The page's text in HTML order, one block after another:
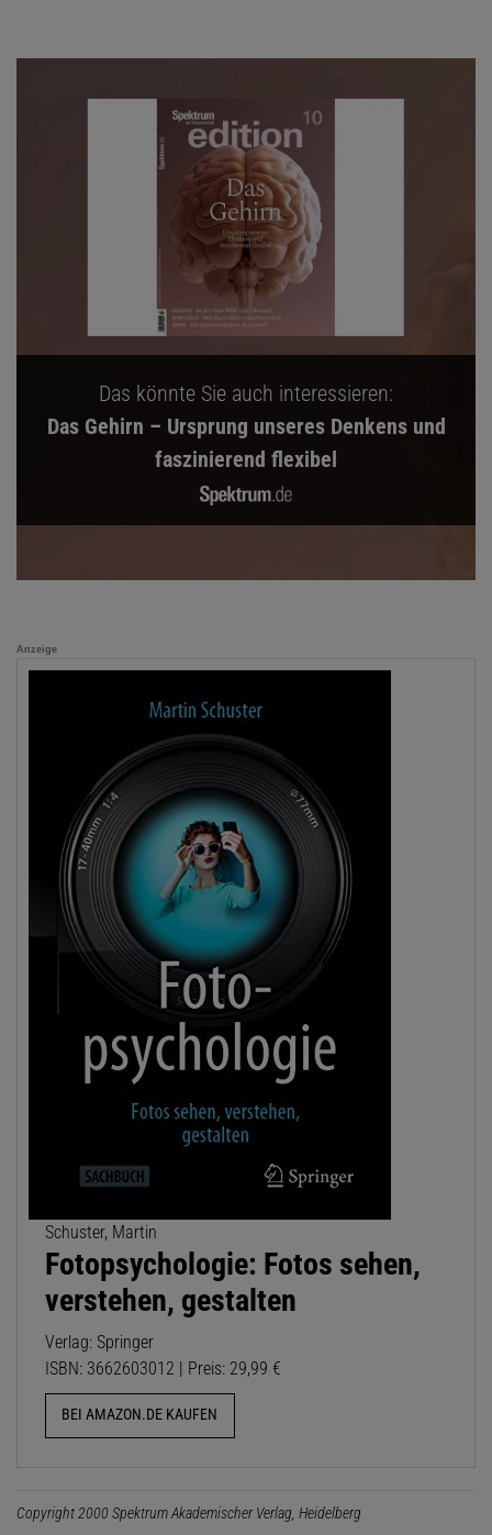
Das könnte Sie auch interessieren:
Das Gehirn – Ursprung unseres Denkens und
faszinierend flexibel
Anzeige
Schuster, Martin
Fotopsychologie: Fotos sehen,
verstehen, gestalten
Verlag: Springer
ISBN: 3662603012 | Preis: 29,99 €
BEI AMAZON.DE KAUFEN
Copyright 2000 Spektrum Akademischer Verlag, Heidelberg